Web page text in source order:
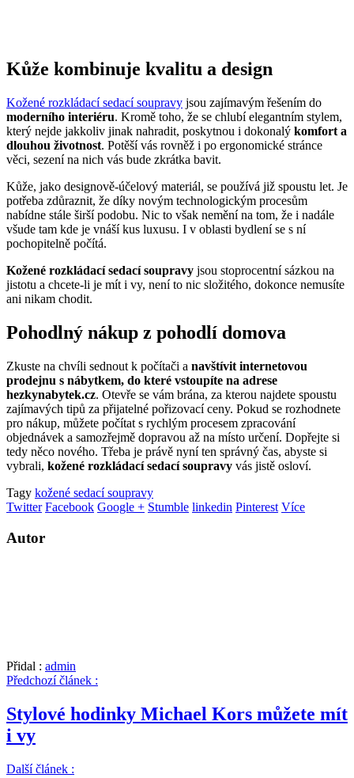
Kůže kombinuje kvalitu a design
Kožené rozkládací sedací soupravy jsou zajímavým řešením do
moderního interiéru. Kromě toho, že se chlubí elegantním stylem,
který nejde jakkoliv jinak nahradit, poskytnou i dokonalý komfort a
dlouhou životnost. Potěší vás rovněž i po ergonomické stránce
věci, sezení na nich vás bude zkrátka bavit.
Kůže, jako designově-účelový materiál, se používá již spoustu let. Je
potřeba zdůraznit, že díky novým technologickým procesům
nabídne stále širší podobu. Nic to však nemění na tom, že i nadále
všude tam kde je vnáší kus luxusu. I v oblasti bydlení se s ní
pochopitelně počítá.
Kožené rozkládací sedací soupravy jsou stoprocentní sázkou na
jistotu a chcete-li je mít i vy, není to nic složitého, dokonce nemusíte
ani nikam chodit.
Pohodlný nákup z pohodlí domova
Zkuste na chvíli sednout k počítači a navštívit internetovou
prodejnu s nábytkem, do které vstoupíte na adrese
hezkynabytek.cz. Otevře se vám brána, za kterou najdete spoustu
zajímavých tipů za přijatelné pořizovací ceny. Pokud se rozhodnete
pro nákup, můžete počítat s rychlým procesem zpracování
objednávek a samozřejmě dopravou až na místo určení. Dopřejte si
tedy něco nového. Třeba je právě nyní ten správný čas, abyste si
vybrali, kožené rozkládací sedací soupravy vás jistě osloví.
Tagy kožené sedací soupravy
Twitter Facebook Google + Stumble linkedin Pinterest Více
Autor
Přidal : admin
Předchozí článek :
Stylové hodinky Michael Kors můžete mít
i vy
Další článek :